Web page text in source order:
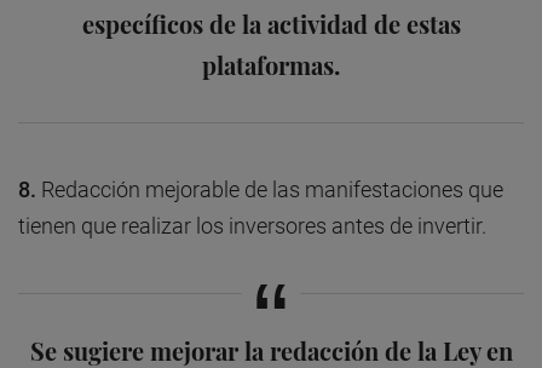
específicos de la actividad de estas
plataformas.
8. Redacción mejorable de las manifestaciones que
tienen que realizar los inversores antes de invertir.
Se sugiere mejorar la redacción de la Ley en